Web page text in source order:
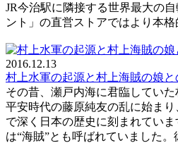
JR今治駅に隣接する世界最大の
ント」の直営ストアではより本格
2016.12.13
村上水軍の起源と村上海賊の娘と
その昔、瀬戸内海に君臨していた
平安時代の藤原純友の乱に始ま
で深く日本の歴史に刻まれてい
は“海賊”とも呼ばれていました